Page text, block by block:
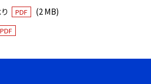
PDF
(2 MB)
PDF